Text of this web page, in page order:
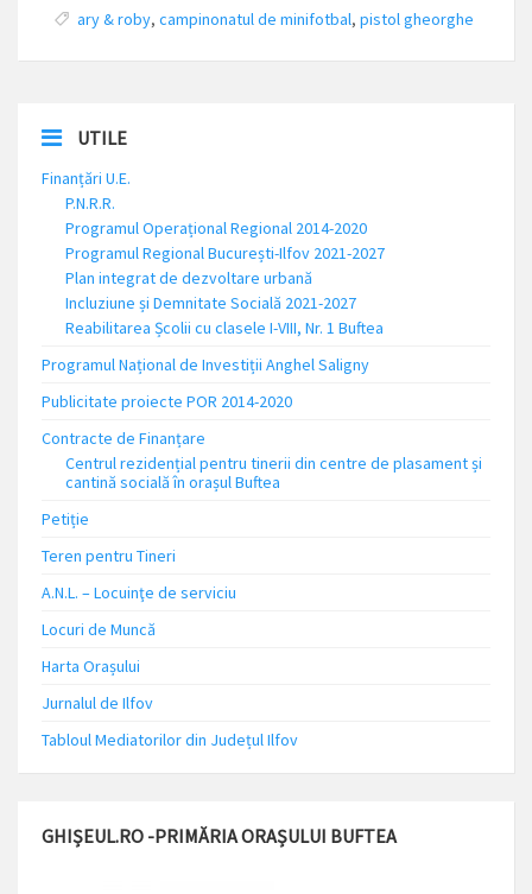
ary & roby, campinonatul de minifotbal, pistol gheorghe
UTILE
Finanțări U.E.
P.N.R.R.
Programul Operațional Regional 2014-2020
Programul Regional București-Ilfov 2021-2027
Plan integrat de dezvoltare urbană
Incluziune și Demnitate Socială 2021-2027
Reabilitarea Școlii cu clasele I-VIII, Nr. 1 Buftea
Programul Național de Investiții Anghel Saligny
Publicitate proiecte POR 2014-2020
Contracte de Finanțare
Centrul rezidențial pentru tinerii din centre de plasament și
cantină socială în orașul Buftea
Petiție
Teren pentru Tineri
A.N.L. – Locuinţe de serviciu
Locuri de Muncă
Harta Orașului
Jurnalul de Ilfov
Tabloul Mediatorilor din Județul Ilfov
GHIȘEUL.RO -PRIMĂRIA ORAȘULUI BUFTEA